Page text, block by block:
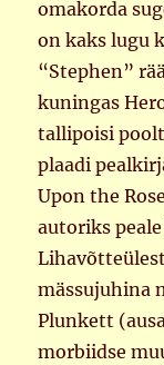
omakorda
on kaks lugu
“Stephen”
kuningas
tallipoisi
plaadi
Upon the
autoriks
mässujuhina
Plunkett
morbiidse